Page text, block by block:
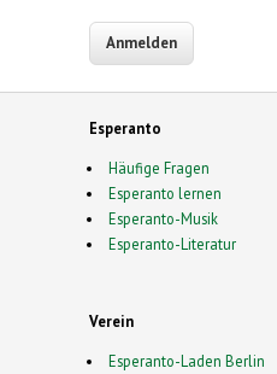
Esperanto
Häufige Fragen
Esperanto lernen
Esperanto-Musik
Esperanto-Literatur
Verein
Esperanto-Laden Berlin